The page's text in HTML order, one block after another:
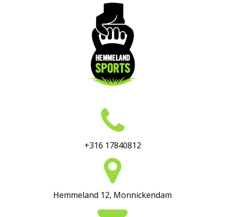
+316 17840812
Hemmeland 12, Monnickendam